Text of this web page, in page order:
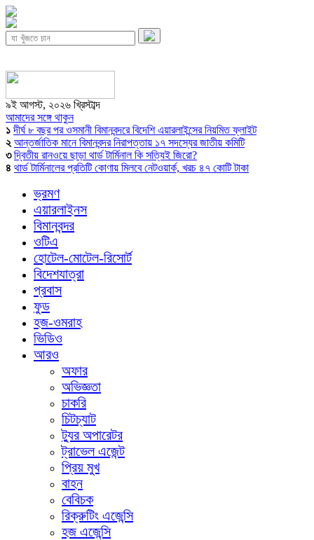
৯ই আগস্ট, ২০২৬ খ্রিস্টাব্দ
আমাদের সঙ্গে থাকুন
১ দীর্ঘ ৮ বছর পর ওসমানী বিমানবন্দরে বিদেশি এয়ারলাইন্সের নিয়মিত ফ্লাইট
২ আন্তর্জাতিক মানে বিমানবন্দর নিরাপত্তায় ১৭ সদস্যের জাতীয় কমিটি
৩ দ্বিতীয় রানওয়ে ছাড়া থার্ড টার্মিনাল কি সত্যিই জিরো?
৪ থার্ড টার্মিনালের প্রতিটি কোণায় মিলবে নেটওয়ার্ক, খরচ ৪৭ কোটি টাকা
ভ্রমণ
এয়ারলাইনস
বিমানবন্দর
ওটিএ
হোটেল-মোটেল-রিসোর্ট
বিদেশযাত্রা
প্রবাস
ফুড
হজ-ওমরাহ
ভিডিও
আরও
অফার
অভিজ্ঞতা
চাকরি
চিটচ্যাট
ট্যুর অপারেটর
ট্রাভেল এজেন্ট
প্রিয় মুখ
বাহন
বেবিচক
রিক্রুটিং এজেন্সি
হজ এজেন্সি